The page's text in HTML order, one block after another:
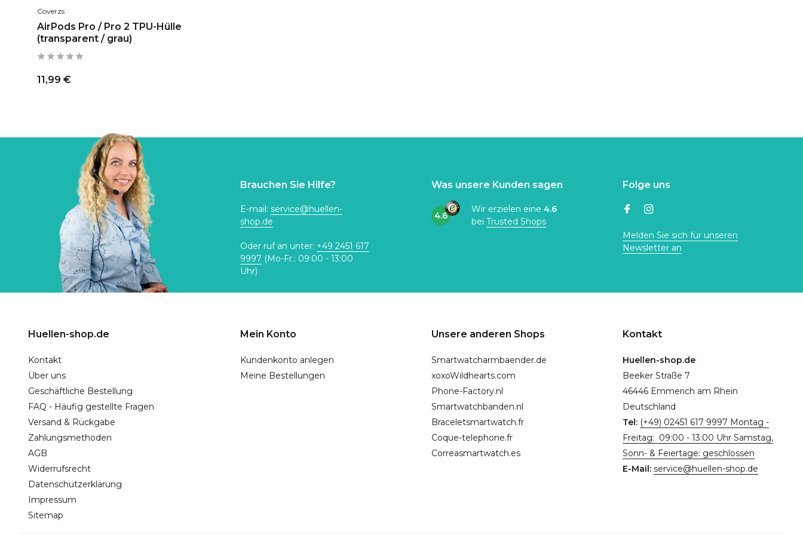
Coverzs
AirPods Pro / Pro 2 TPU-Hülle
(transparent / grau)
11,99 €
Brauchen Sie Hilfe?
E-mail: service@huellen-
shop.de
Oder ruf an unter: +49 2451 617
9997 (Mo-Fr.: 09:00 - 13:00
Uhr)
Was unsere Kunden sagen
4.6
Wir erzielen eine 4.6
bei Trusted Shops
Folge uns
Melden Sie sich für unseren
Newsletter an
Huellen-shop.de
Kontakt
Über uns
Geschäftliche Bestellung
FAQ - Häufig gestellte Fragen
Versand & Rückgabe
Zahlungsmethoden
AGB
Widerrufsrecht
Datenschutzerklärung
Impressum
Sitemap
Mein Konto
Kundenkonto anlegen
Meine Bestellungen
Unsere anderen Shops
Smartwatcharmbaender.de
xoxoWildhearts.com
Phone-Factory.nl
Smartwatchbanden.nl
Braceletsmartwatch.fr
Coque-telephone.fr
Correasmartwatch.es
Kontakt
Huellen-shop.de
Beeker Straße 7
46446 Emmerich am Rhein
Deutschland
Tel: (+49) 02451 617 9997 Montag -
Freitag: 09:00 - 13:00 Uhr Samstag,
Sonn- & Feiertage: geschlossen
E-Mail: service@huellen-shop.de